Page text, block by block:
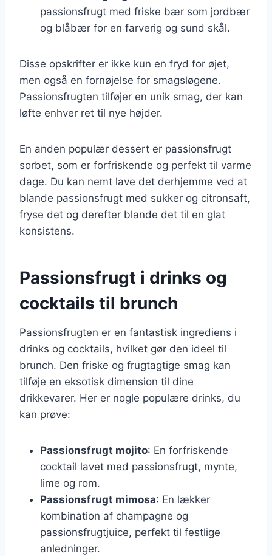
passionsfrugt med friske bær som jordbær
og blåbær for en farverig og sund skål.
Disse opskrifter er ikke kun en fryd for øjet,
men også en fornøjelse for smagsløgene.
Passionsfrugten tilføjer en unik smag, der kan
løfte enhver ret til nye højder.
En anden populær dessert er passionsfrugt
sorbet, som er forfriskende og perfekt til varme
dage. Du kan nemt lave det derhjemme ved at
blande passionsfrugt med sukker og citronsaft,
fryse det og derefter blande det til en glat
konsistens.
Passionsfrugt i drinks og
cocktails til brunch
Passionsfrugten er en fantastisk ingrediens i
drinks og cocktails, hvilket gør den ideel til
brunch. Den friske og frugtagtige smag kan
tilføje en eksotisk dimension til dine
drikkevarer. Her er nogle populære drinks, du
kan prøve:
Passionsfrugt mojito: En forfriskende
cocktail lavet med passionsfrugt, mynte,
lime og rom.
Passionsfrugt mimosa: En lækker
kombination af champagne og
passionsfrugtjuice, perfekt til festlige
anledninger.